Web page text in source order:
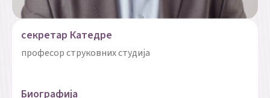
секретар Катедре
професор струковних студија
Биографија